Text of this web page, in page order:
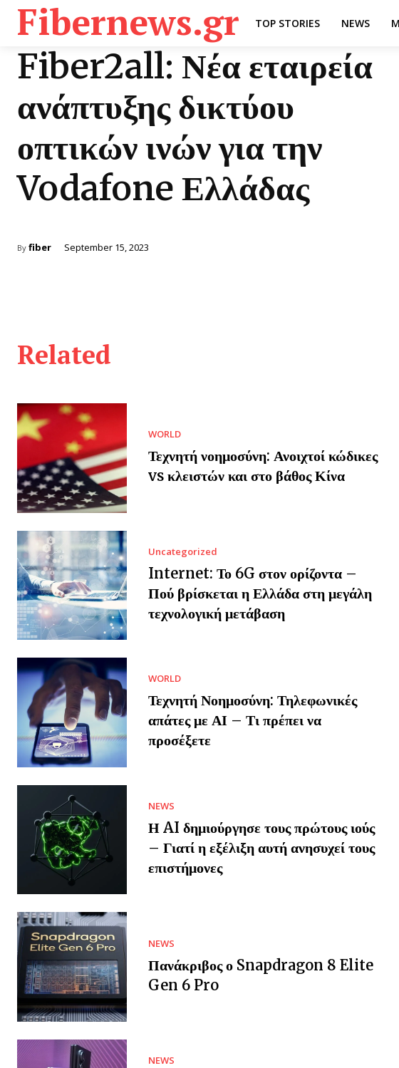
Fibernews.gr TOP STORIES NEWS
Fiber2all: Νέα εταιρεία
ανάπτυξης δικτύου
οπτικών ινών για την
Vodafone Ελλάδας
By fiber September 15, 2023
Related
WORLD
Τεχνητή νοημοσύνη: Ανοιχτοί κώδικες
vs κλειστών και στο βάθος Κίνα
Uncategorized
Internet: Το 6G στον ορίζοντα –
Πού βρίσκεται η Ελλάδα στη μεγάλη
τεχνολογική μετάβαση
WORLD
Τεχνητή Νοημοσύνη: Τηλεφωνικές
απάτες με ΑΙ – Τι πρέπει να
προσέξετε
NEWS
Η AI δημιούργησε τους πρώτους ιούς
– Γιατί η εξέλιξη αυτή ανησυχεί τους
επιστήμονες
NEWS
Πανάκριβος ο Snapdragon 8 Elite
Gen 6 Pro
NEWS